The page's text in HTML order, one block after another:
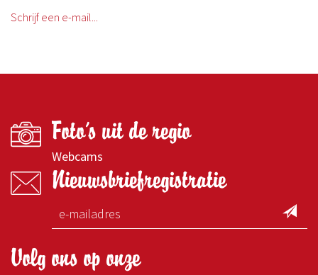
Schrijf een e-mail...
Foto's uit de regio
Webcams
Nieuwsbriefregistratie
Volg ons op onze